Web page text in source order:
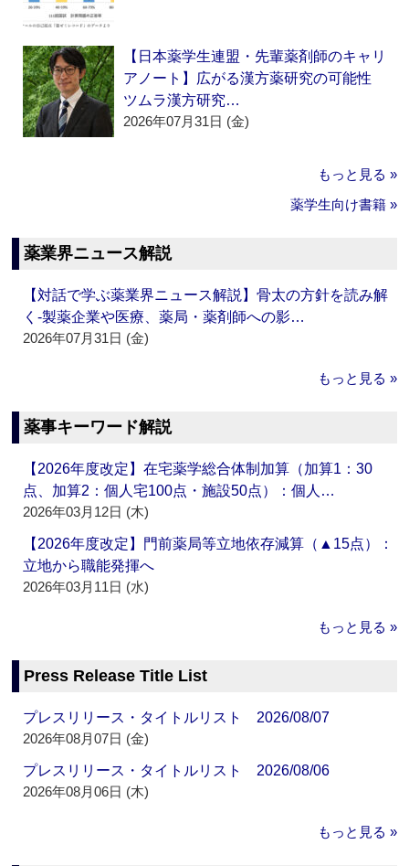
【日本薬学生連盟・先輩薬剤師のキャリ
アノート】広がる漢方薬研究の可能性
ツムラ漢方研究…
2026年07月31日 (金)
もっと見る »
薬学生向け書籍 »
薬業界ニュース解説
【対話で学ぶ薬業界ニュース解説】骨太の方針を読み解
く‐製薬企業や医療、薬局・薬剤師への影…
2026年07月31日 (金)
もっと見る »
薬事キーワード解説
【2026年度改定】在宅薬学総合体制加算（加算1：30
点、加算2：個人宅100点・施設50点）：個人…
2026年03月12日 (木)
【2026年度改定】門前薬局等立地依存減算（▲15点）：
立地から職能発揮へ
2026年03月11日 (水)
もっと見る »
Press Release Title List
プレスリリース・タイトルリスト 2026/08/07
2026年08月07日 (金)
プレスリリース・タイトルリスト 2026/08/06
2026年08月06日 (木)
もっと見る »